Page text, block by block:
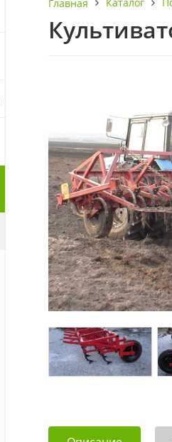
Главная